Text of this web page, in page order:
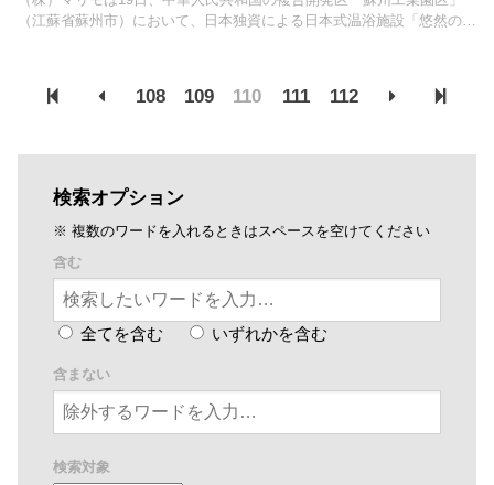
（江蘇省蘇州市）において、日本独資による日本式温浴施設「悠然の
108 109 110 111 112
検索オプション
※ 複数のワードを入れるときはスペースを空けてください
含む
全てを含む いずれかを含む
含まない
検索対象